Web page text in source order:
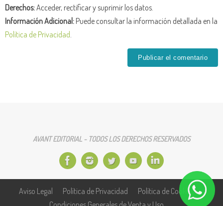
Derechos:Acceder, rectificar y suprimir los datos.
Información Adicional:Puede consultar la información detallada en la
Política de Privacidad
AVANT EDITORIAL - TODOS LOS DERECHOS RESERVADOS
Aviso Legal Política de Privacidad
Política de Cookies